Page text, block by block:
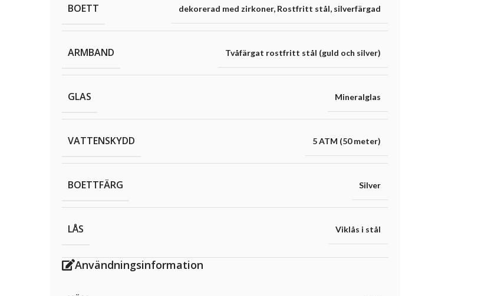
BOETT dekorerad med zirkoner, Rostfritt stål, silverfärgad
ARMBAND Tvåfärgat rostfritt stål (guld och silver)
GLAS Mineralglas
VATTENSKYDD 5 ATM (50 meter)
BOETTFÄRG Silver
LÅS Viklås i stål
Användningsinformation